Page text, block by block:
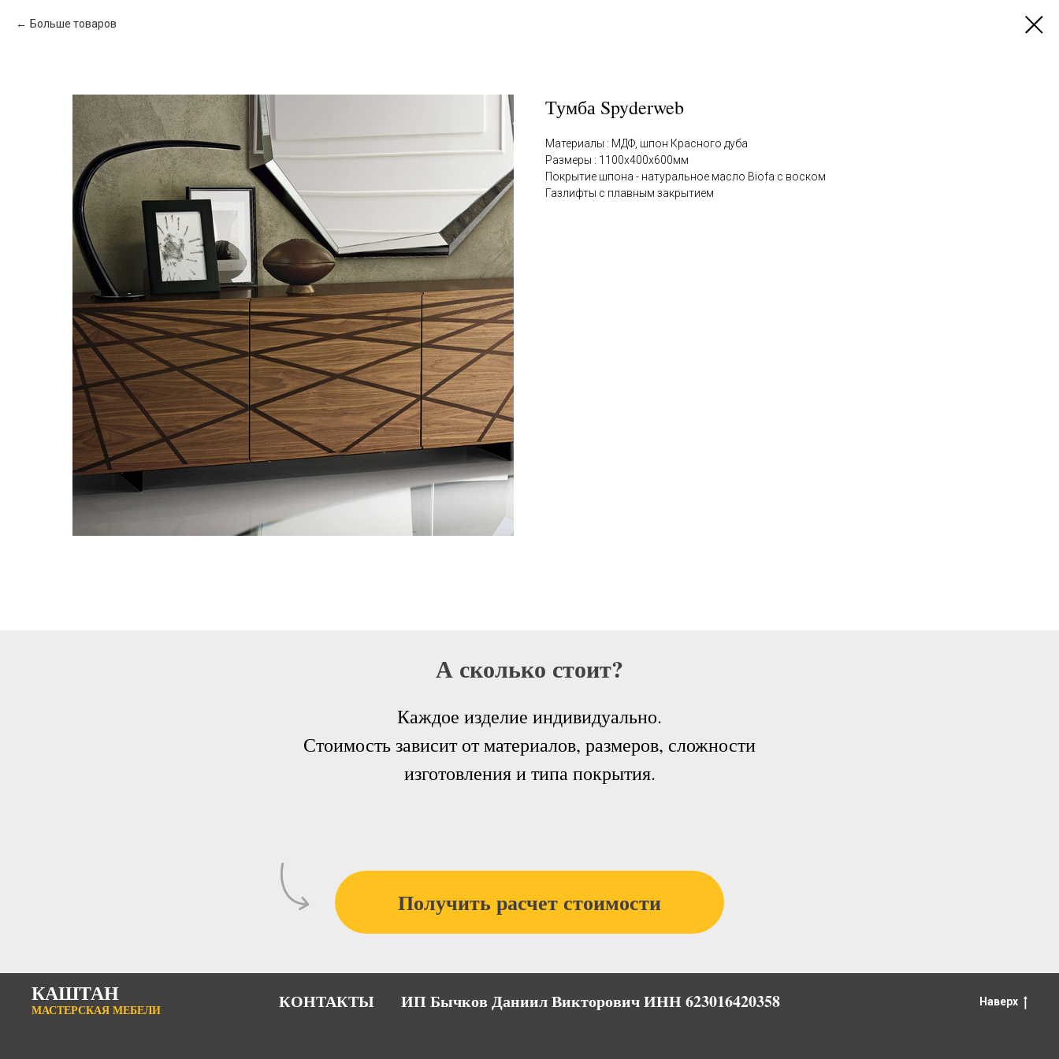
Больше товаров
Тумба Spyderweb
Материалы : МДФ, шпон Красного дуба
Размеры : 1100х400х600мм
Покрытие шпона - натуральное масло Biofa c воском
Газлифты с плавным закрытием
А сколько стоит?
Каждое изделие индивидуально.
Стоимость зависит от материалов, размеров, сложности
изготовления и типа покрытия.
Получить расчет стоимости
КАШТАН
МАСТЕРСКАЯ МЕБЕЛИ КОНТАКТЫ ИП Бычков Даниил Викторович ИНН 623016420358 Наверх